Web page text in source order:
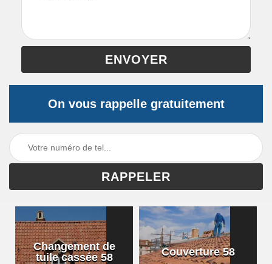
On vous rappelle gratuitement
Changement de
tuile cassée 58
Couverture 58